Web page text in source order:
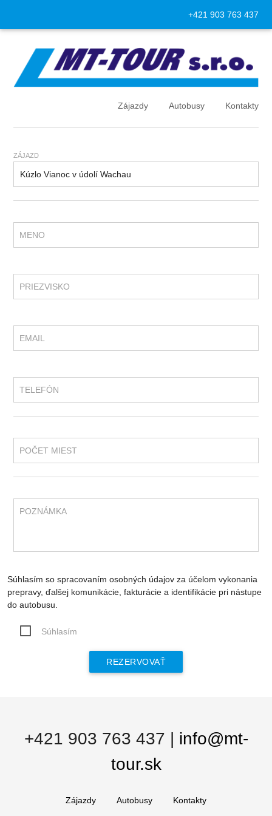
+421 903 763 437
Zájazdy Autobusy Kontakty
ZÁJAZD
MENO
PRIEZVISKO
EMAIL
TELEFÓN
POČET MIEST
POZNÁMKA
Súhlasím so spracovaním osobných údajov za účelom vykonania
prepravy, ďalšej komunikácie, fakturácie a identifikácie pri nástupe
do autobusu.
Súhlasím
+421 903 763 437 | info@mt-
tour.sk
Zájazdy Autobusy Kontakty